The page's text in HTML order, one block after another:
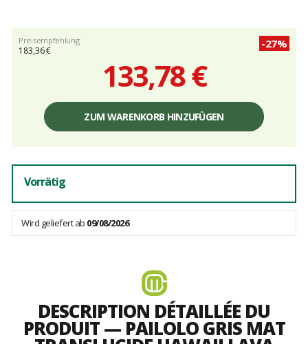
Preisempfehlung
183,36 €
-27%
133,78 €
Einzelpreis,
Gebühren
ZUM WARENKORB HINZUFÜGEN
Vorrätig
Wird geliefert ab 09/08/2026
DESCRIPTION DÉTAILLÉE DU
PRODUIT — PAILOLO GRIS MAT